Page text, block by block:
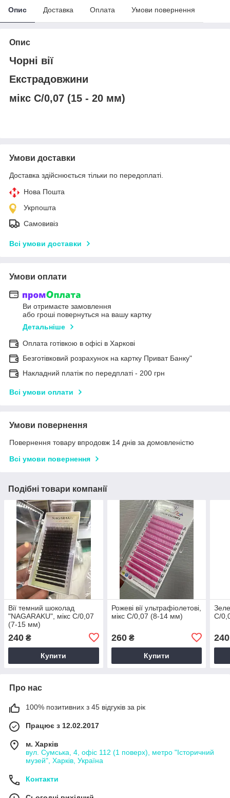
Опис Доставка Оплата Умови повернення
Опис
Чорні вії
Екстрадовжини
мікс С/0,07 (15 - 20 мм)
Умови доставки
Доставка здійснюється тільки по передоплаті.
Нова Пошта
Укрпошта
Самовивіз
Всі умови доставки
Умови оплати
Ви отримаєте замовлення
або гроші повернуться на вашу картку
Детальніше
Оплата готівкою в офісі в Харкові
Безготівковий розрахунок на картку Приват Банку"
Накладний платіж по передплаті - 200 грн
Всі умови оплати
Умови повернення
Повернення товару впродовж 14 днів за домовленістю
Всі умови повернення
Подібні товари компанії
Вії темний шоколад
"NAGARAKU", мікс С/0,07
(7-15 мм)
240 ₴
Купити
Рожеві вії ультрафіолетові,
мікс С/0,07 (8-14 мм)
260₴
Купити
С/
240
Про нас
100% позитивних з 45 відгуків за рік
Працює з 12.02.2017
м. Харків
вул. Сумська, 4, офіс 112 (1 поверх), метро "Історичний
музей", Харків, Україна
Контакти